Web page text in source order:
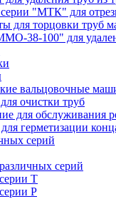
серии "МТК" для
для торцовки труб
38-100" для
вальцовочные
очистки труб
для обслуживания
герметизации
серий
серий
Т
Р